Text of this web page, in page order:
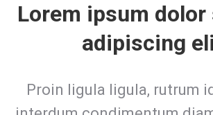
Lorem ipsum
adipiscing
Proin ligula ligula, rutrum